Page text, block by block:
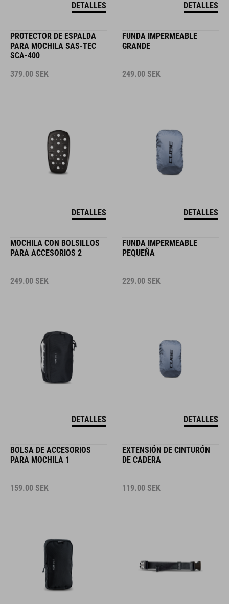
DETALLES DETALLES
PROTECTOR DE ESPALDA
PARA MOCHILA SAS-TEC
SCA-400
379.00 SEK
DETALLES
FUNDA IMPERMEABLE
GRANDE
249.00 SEK
DETALLES
MOCHILA CON BOLSILLOS
PARA ACCESORIOS 2
249.00 SEK
DETALLES
FUNDA IMPERMEABLE
PEQUEÑA
229.00 SEK
DETALLES
BOLSA DE ACCESORIOS
PARA MOCHILA 1
159.00 SEK
EXTENSIÓN DE CINTURÓN
DE CADERA
119.00 SEK